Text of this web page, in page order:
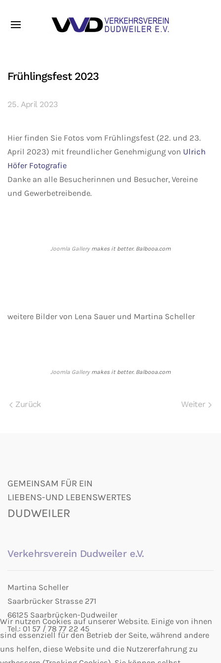
Frühlingsfest 2023
25. April 2023
Hier finden Sie Fotos vom Frühlingsfest (22. und 23.
April 2023) mit freundlicher Genehmigung von Ulrich
Höfer Fotografie
Danke an alle Besucherinnen und Besucher, Vereine
und Gewerbetreibende.
Joomla Gallerymakes it better. Balbooa.com
weitere Bilder von Lena Sauer und Martina Scheller
Joomla Gallerymakes it better. Balbooa.com
Zurück Weiter
GEMEINSAM FÜR EIN
LIEBENS-UND LEBENSWERTES
DUDWEILER
Verkehrsverein Dudweiler e.V.
Martina Scheller
Saarbrücker Strasse 271
66125 Saarbrücken-Dudweiler
Tel.: 01 57 / 78 77 22 45
Wir nutzen Cookies auf unserer Website. Einige von ihnen
sind essenziell für den Betrieb der Seite, während andere
uns helfen, diese Website und die Nutzererfahrung zu